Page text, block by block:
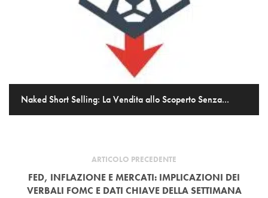
Naked Short Selling: La Vendita allo Scoperto Senza...
ARTICOLO PRECEDENTE
FED, INFLAZIONE E MERCATI: IMPLICAZIONI DEI
VERBALI FOMC E DATI CHIAVE DELLA SETTIMANA